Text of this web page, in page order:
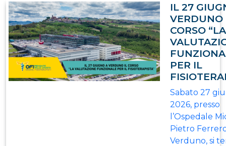
IL 27
VERDUNO
CORSO “LA
PER IL
Sabato 27
2026, presso
l’Ospedale
Pietro
Verduno, si